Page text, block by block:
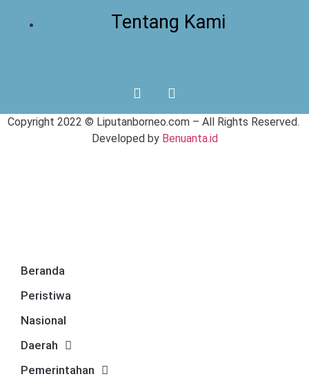
Tentang Kami
Copyright 2022 © Liputanborneo.com– All Rights Reserved.
Developed by Benuanta.id
Beranda
Peristiwa
Nasional
Daerah
Pemerintahan